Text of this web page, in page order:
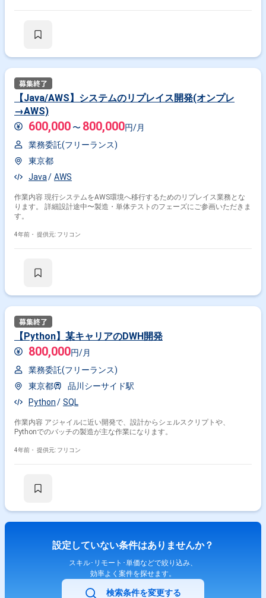
【Java/AWS】システムのリプレイス開発(オンプレ
→AWS)
600,000 〜 800,000円/月
業務委託(フリーランス)
東京都
Java
AWS
作業内容 現行システムをAWS環境へ移行するためのリプレイス業務とな
ります。 詳細設計途中〜製造・単体テストのフェーズにご参画いただきま
す。
4年前・ 提供元: フリコン
【Python】某キャリアのDWH開発
800,000円/月
業務委託(フリーランス)
東京都
品川シーサイド駅
Python
SQL
作業内容 アジャイルに近い開発で、設計からシェルスクリプトや、
Pythonでのバッチの製造が主な作業になります。
4年前・ 提供元: フリコン
設定していない条件はありませんか？
スキル･リモート･単価などで絞り込み、
効率よく案件を探せます。
検索条件を変更する